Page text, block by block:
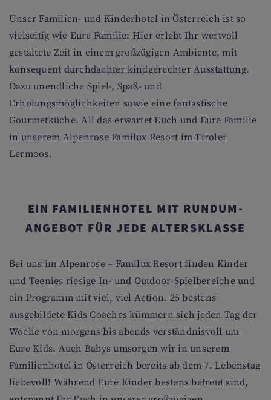
Unser Familien- und Kinderhotel in Österreich ist so
vielseitig wie Eure Familie: Hier erlebt Ihr wertvoll
gestaltete Zeit in einem großzügigen Ambiente, mit
konsequent durchdachter kindgerechter Ausstattung.
Dazu unendliche Spiel-, Spaß- und
Erholungsmöglichkeiten sowie eine fantastische
Gourmetküche. All das erwartet Euch und Eure Familie
in unserem Alpenrose Familux Resort im Tiroler
Lermoos.
EIN FAMILIENHOTEL MIT RUNDUM-
ANGEBOT FÜR JEDE ALTERSKLASSE
Bei uns im Alpenrose – Familux Resort finden Kinder
und Teenies riesige In- und Outdoor-Spielbereiche und
ein Programm mit viel, viel Action. 25 bestens
ausgebildete Kids Coaches kümmern sich jeden Tag der
Woche von morgens bis abends verständnisvoll um
Eure Kids. Auch Babys umsorgen wir in unserem
Familienhotel in Österreich bereits ab dem 7. Lebenstag
liebevoll! Während Eure Kinder bestens betreut sind,